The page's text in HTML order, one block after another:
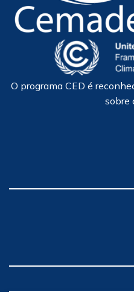
O programa CED é
sobre